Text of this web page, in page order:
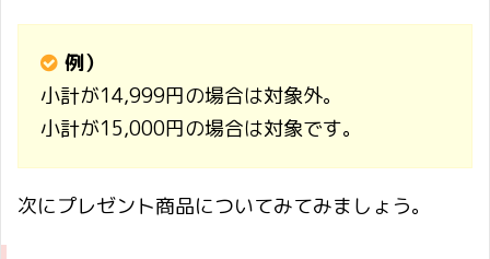
例）
小計が14,999円の場合は対象外。
小計が15,000円の場合は対象です。
次にプレゼント商品についてみてみましょう。